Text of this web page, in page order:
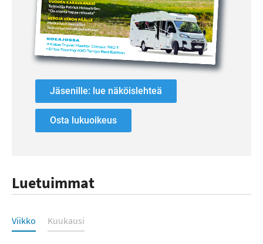
Jäsenille: lue näköislehteä
Osta lukuoikeus
Luetuimmat
Luetuimmat
Viikko Kuukausi